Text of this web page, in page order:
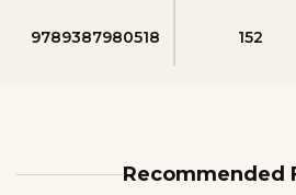
9789387980518 152
Recommended